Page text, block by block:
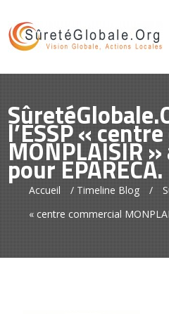
l’ESSP «
MONPLAISIR
pour EPARECA.
Accueil /Timeline Blog /
« centre commercial